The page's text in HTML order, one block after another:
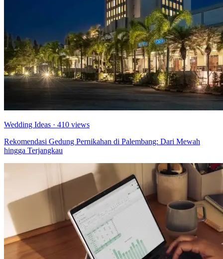
Wedding Ideas · 410 views
Rekomendasi Gedung Pernikahan di Palembang: Dari Mewah
hingga Terjangkau